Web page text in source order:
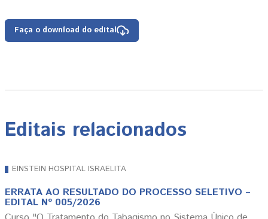
Faça o download do edital
Editais relacionados
EINSTEIN HOSPITAL ISRAELITA
ERRATA AO RESULTADO DO PROCESSO SELETIVO –
EDITAL Nº 005/2026